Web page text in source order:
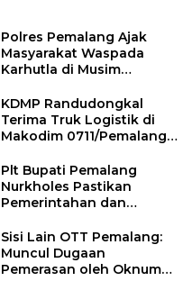
Polres Pemalang Ajak
Masyarakat Waspada
Karhutla di Musim
KDMP Randudongkal
Terima Truk Logistik di
Makodim 0711/Pemalang
Desa
Plt Bupati Pemalang
Nurkholes Pastikan
Pemerintahan dan
Berjalan
Sisi Lain OTT Pemalang:
Muncul Dugaan
Pemerasan oleh Oknum